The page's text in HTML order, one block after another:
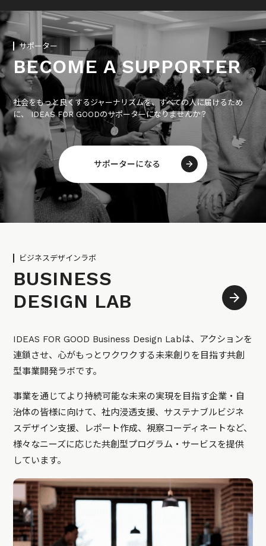
サポーター
BECOME A SUPPORTER
社会をもっと良くするジャーナリズムを、すべての人に届けるため
に、 IDEAS FOR GOODのサポーターになりませんか？
サポーターになる
ビジネスデザインラボ
BUSINESS
DESIGN LAB
IDEAS FOR GOOD Business Design Labは、アクションを
連鎖させ、心がもっとワクワクする未来創りを目指す共創
型事業開発ラボです。
事業を通じてより持続可能な未来の実現を目指す企業・自
治体の皆様に向けて、社内浸透支援、サステナブルビジネ
スデザイン支援、レポート作成、視察コーディネートなど、
様々なニーズに応じた共創型プログラム・サービスを提供
しています。